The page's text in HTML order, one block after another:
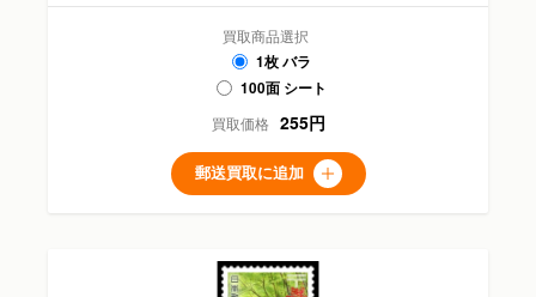
買取商品選択
1枚 バラ
100面 シート
買取価格 255円
郵送買取に追加